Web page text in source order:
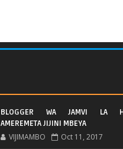
BLOGGER WA JAMVI LA
AMEREMETA JIJINI MBEYA
VIJIMAMBO Oct 11, 2017